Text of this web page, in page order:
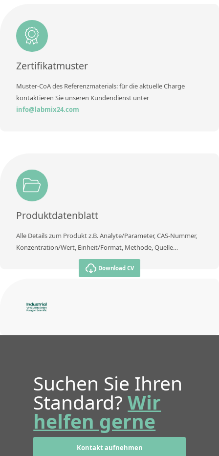
Zusätzliche Informationen
Methode
Zertifikatmuster
Muster-CoA des Referenzmaterials: für die aktuelle Charge
kontaktieren Sie unseren Kundendienst unter
info@labmix24.com
Produktdatenblatt
Alle Details zum Produkt z.B. Analyte/Parameter, CAS-Nummer,
Konzentration/Wert, Einheit/Format, Methode, Quelle…
Download CV
Suchen Sie Ihren
Standard?Wir
helfen gerne
Kontakt aufnehmen